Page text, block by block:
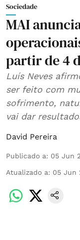
Sociedade
MAI
partir de 4
Luís Neves
ser feito com
sofrimento,
vai dar
David Pereira
Publicado a: 05 Jun
Atualizado a: 05 Jun